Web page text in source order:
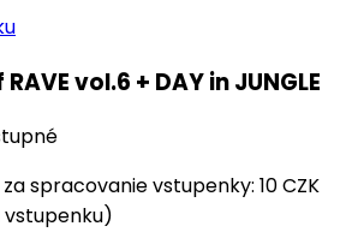
vol.6 + DAY in JUNGLE
spracovanie vstupenky: 10 CZK
vstupenku)